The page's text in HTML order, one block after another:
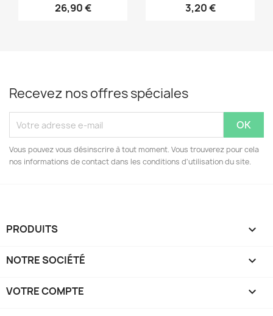
26,90 € 3,20 €
Recevez nos offres spéciales
Vous pouvez vous désinscrire à tout moment. Vous trouverez pour cela
nos informations de contact dans les conditions d'utilisation du site.
PRODUITS 
NOTRE SOCIÉTÉ 
VOTRE COMPTE 